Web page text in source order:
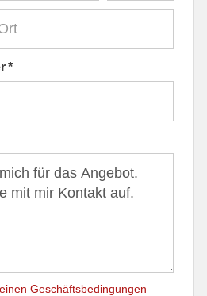
*
Geschäftsbedingungen